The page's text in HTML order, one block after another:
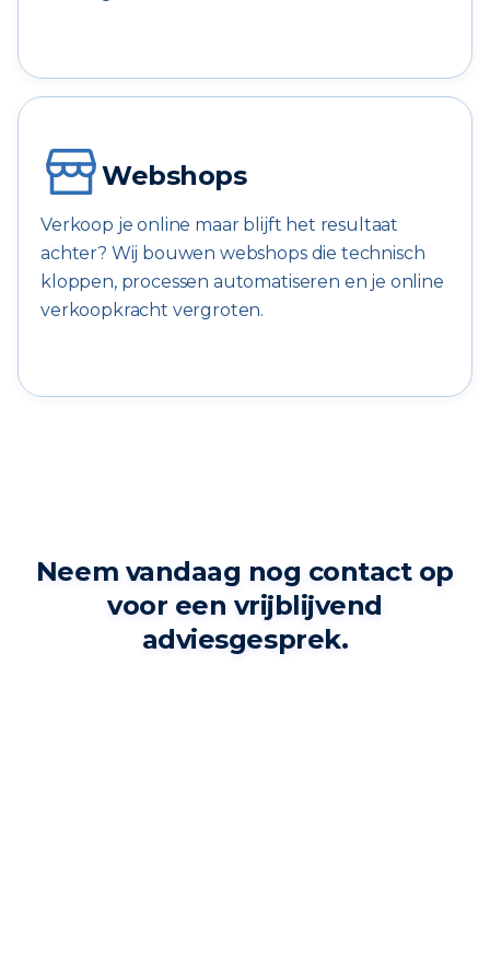
Webshops
Verkoop je online maar blijft het resultaat
achter? Wij bouwen webshops die technisch
kloppen, processen automatiseren en je online
verkoopkracht vergroten.
Neem vandaag nog contact op
voor een vrijblijvend
adviesgesprek.